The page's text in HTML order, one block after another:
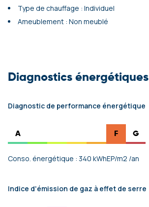
Type de chauffage : Individuel
Ameublement : Non meublé
Diagnostics énergétiques
Diagnostic de performance énergétique
A F G
Conso. énergétique : 340 kWhEP/m2 /an
Indice d'émission de gaz à effet de serre